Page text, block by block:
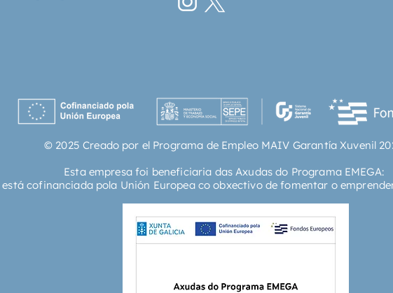
© 2025 Creado por el Programa de Empleo MAIV Garantía Xuvenil
Esta empresa foi beneficiaria das Axudas do Programa EMEGA:
cofinanciada pola Unión Europea co obxectivo de fomentar o